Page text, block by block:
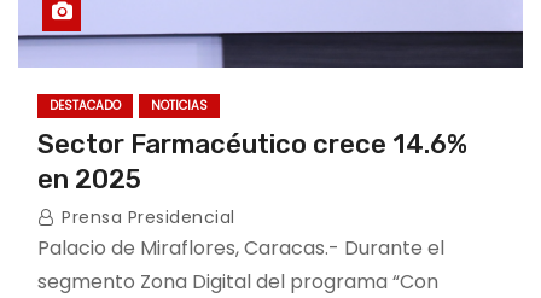
DESTACADO NOTICIAS
Sector Farmacéutico crece 14.6%
en 2025
Prensa Presidencial
Palacio de Miraflores, Caracas.- Durante el
segmento Zona Digital del programa “Con